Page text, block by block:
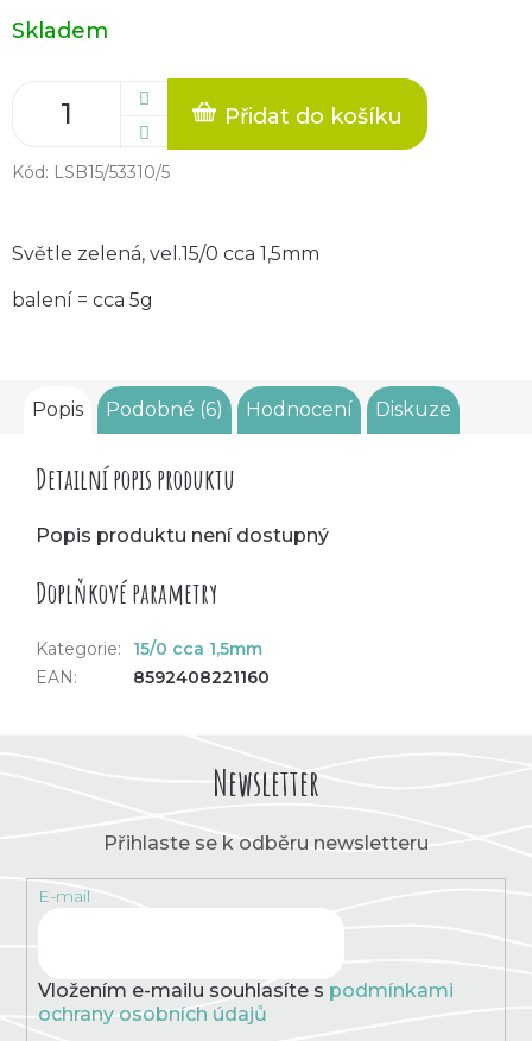
Měrná
cena:
Skladem
Přidat do košíku
Kód: LSB15/53310/5
Světle zelená, vel.15/0 cca 1,5mm
balení = cca 5g
Popis Podobné (6) Hodnocení Diskuze
Detailní popis produktu
Popis produktu není dostupný
Doplňkové parametry
Kategorie:
15/0 cca 1,5mm
EAN: 8592408221160
Newsletter
Přihlaste se k odběru newsletteru
E-mail
Vložením e-mailu souhlasíte s podmínkami
ochrany osobních údajů